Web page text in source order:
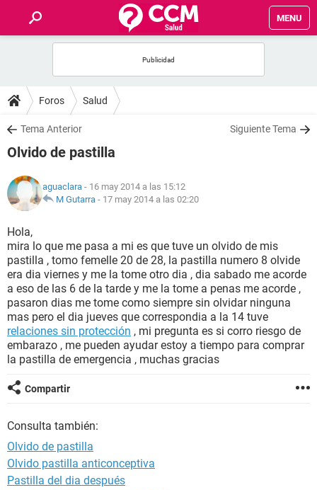
MENU
FOROS
SALUD
NUTRICIÓN
BIENESTAR
SEXUALIDAD
GLOSARIO
Foros Salud
Tema Anterior Siguiente Tema
Olvido de pastilla
aguaclara - 16 may 2014 a las 15:12
M Gutarra - 17 may 2014 a las 02:20
Hola,
mira lo que me pasa a mi es que tuve un olvido de mis
pastilla , tomo femelle 20 de 28, la pastilla numero 8 olvide
era dia viernes y me la tome otro dia , dia sabado me acorde
a eso de las 6 de la tarde y me la tome a penas me acorde ,
pasaron dias me tome como siempre sin olvidar ninguna
mas pero el dia jueves que correspondia a la 14 tuve
relaciones sin protección , mi pregunta es si corro riesgo de
embarazo , me pueden ayudar estoy a tiempo para comprar
la pastilla de emergencia , muchas gracias
Compartir
Consulta también:
Olvido de pastilla
Olvido pastilla anticonceptiva
Pastilla del dia después